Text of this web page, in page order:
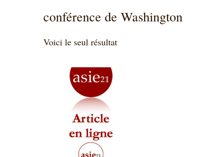
conférence de Washington
Voici le seul résultat